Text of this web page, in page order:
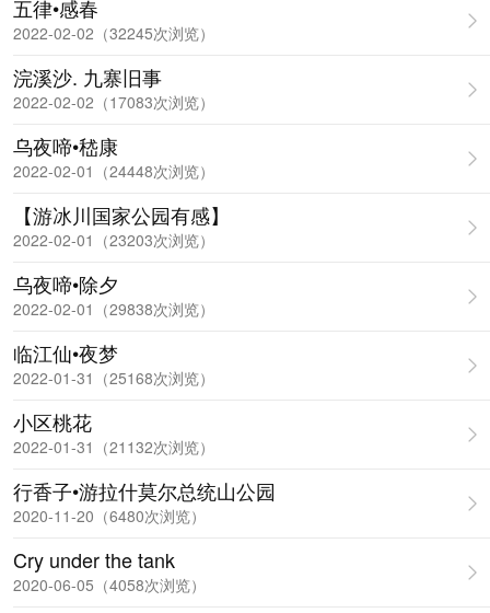
五律•感春
2022-02-02（32245次浏览）
浣溪沙. 九寨旧事
2022-02-02（17083次浏览）
乌夜啼•嵇康
2022-02-01（24448次浏览）
【游冰川国家公园有感】
2022-02-01（23203次浏览）
乌夜啼•除夕
2022-02-01（29838次浏览）
临江仙•夜梦
2022-01-31（25168次浏览）
小区桃花
2022-01-31（21132次浏览）
行香子•游拉什莫尔总统山公园
2020-11-20（6480次浏览）
Cry under the tank
2020-06-05（4058次浏览）